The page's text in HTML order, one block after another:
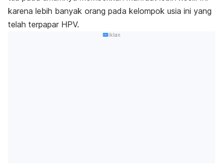
karena lebih banyak orang pada kelompok usia ini yang
telah terpapar HPV.
Iklan